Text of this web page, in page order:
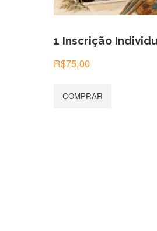
1 Inscrição
R$75,00
COMPRAR